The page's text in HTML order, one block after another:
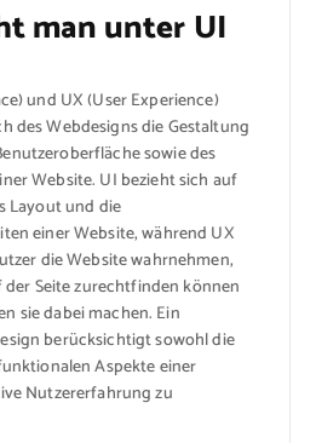
man unter UI
und UX (User Experience)
des Webdesigns die Gestaltung
sowie des
Website. UI bezieht sich auf
Layout und die
einer Website, während UX
die Website wahrnehmen,
Seite zurechtfinden können
sie dabei machen. Ein
berücksichtigt sowohl die
Aspekte einer
Nutzererfahrung zu